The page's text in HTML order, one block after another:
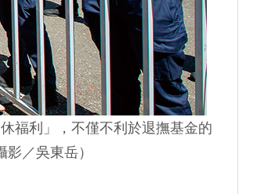
福利」，不僅不利於退撫基金的
／吳東岳）